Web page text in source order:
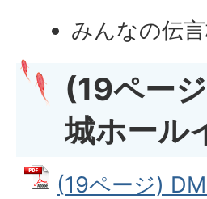
みんなの伝
(19ペー
城ホール
(19ページ)